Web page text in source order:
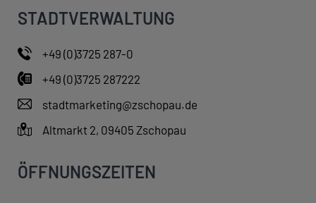
STADTVERWALTUNG
+49 (0)3725 287-0
+49 (0)3725 287222
stadtmarketing@zschopau.de
Altmarkt 2, 09405 Zschopau
ÖFFNUNGSZEITEN